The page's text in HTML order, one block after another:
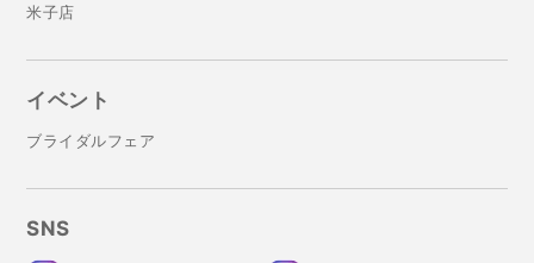
米子店
イベント
ブライダルフェア
SNS